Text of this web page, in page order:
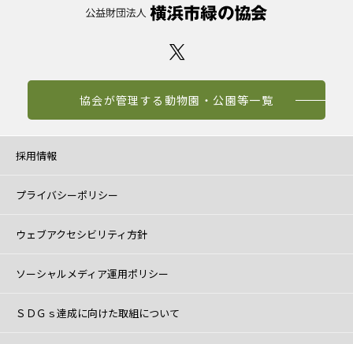
協会が管理する動物園・公園等一覧
採用情報
プライバシーポリシー
ウェブアクセシビリティ方針
ソーシャルメディア運用ポリシー
ＳＤＧｓ達成に向けた取組について